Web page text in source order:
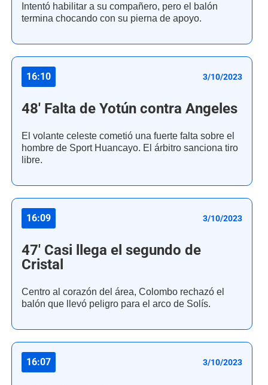
Intentó habilitar a su compañero, pero el balón
termina chocando con su pierna de apoyo.
16:10 3/10/2023
48' Falta de Yotún contra Angeles
El volante celeste cometió una fuerte falta sobre el
hombre de Sport Huancayo. El árbitro sanciona tiro
libre.
16:09 3/10/2023
47' Casi llega el segundo de
Cristal
Centro al corazón del área, Colombo rechazó el
balón que llevó peligro para el arco de Solís.
16:07 3/10/2023